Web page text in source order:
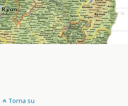
Torna su